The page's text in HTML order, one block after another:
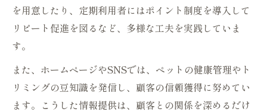
を用意したり、定期利用者にはポイント制度を導入して
リピート促進を図るなど、多様な工夫を実践していま
す。
また、ホームページやSNSでは、ペットの健康管理やト
リミングの豆知識を発信し、顧客の信頼獲得に努めてい
ます。こうした情報提供は、顧客との関係を深めるだけ